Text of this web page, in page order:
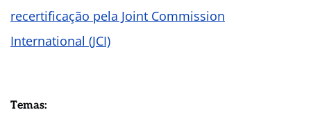
recertificação pela Joint Commission
International (JCI)
Temas: